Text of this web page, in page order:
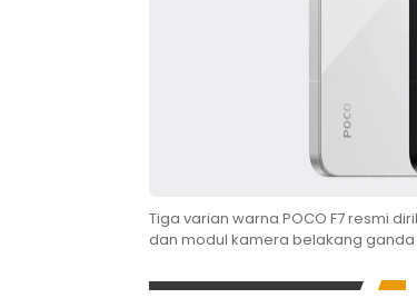
Tiga varian warna POCO F7 resmi
dan modul kamera belakang ganda